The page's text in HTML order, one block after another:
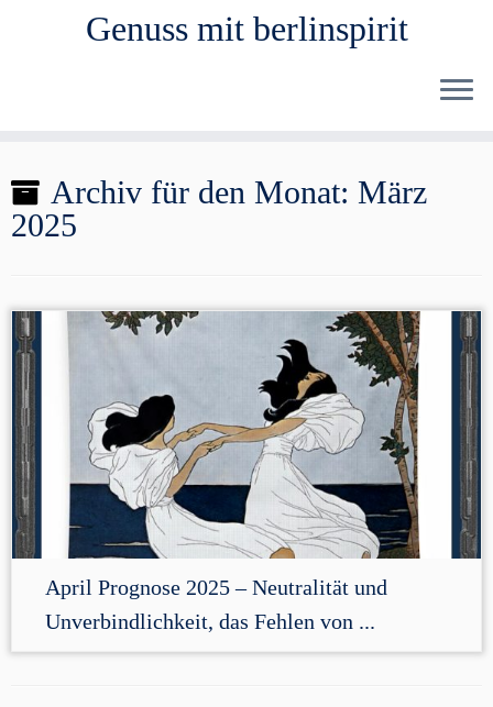
Inhalt
springen
Genuss mit berlinspirit
Archiv für den Monat: März
2025
April Prognose 2025 – Neutralität und
Unverbindlichkeit, das Fehlen von ...